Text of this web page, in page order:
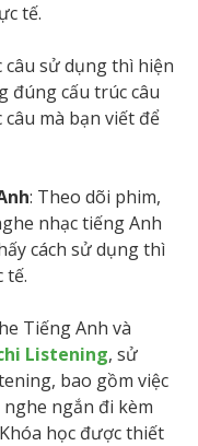
tế.
câu sử dụng thì hiện
đúng cấu trúc câu
mà bạn viết để
: Theo dõi phim,
nhạc tiếng Anh
cách sử dụng thì
tế.
Tiếng Anh và
Listening, sử
bao gồm việc
ngắn đi kèm
học được thiết